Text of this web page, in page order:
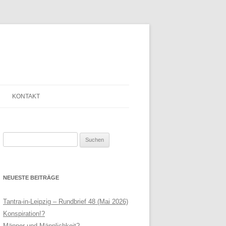
HELFRIED
KONTAKT
SERVICE
IMPRESSUM
NEUESTE BEITRÄGE
Tantra-in-Leipzig – Rundbrief 48 (Mai 2026)
Konspiration!?